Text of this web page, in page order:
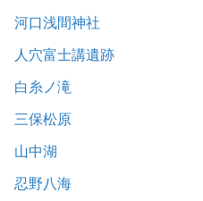
河口浅間神社
人穴富士講遺跡
白糸ノ滝
三保松原
山中湖
忍野八海